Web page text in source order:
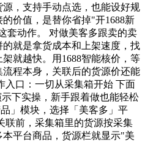
，支持手动点选，也能设好规
价值，是替你省掉"开1688新
套动作。 对做美客多跟卖的卖
就是拿货成本和上架速度，找
就越快。用1688智能核价，等
程本身，关联后的货源价还能
入口：一切从采集箱开始 下面
下实操，新手跟着做也能轻松
」模块，选择「美客多」平
联前，采集箱里的货源按采集
平台商品，货源栏就显示"美